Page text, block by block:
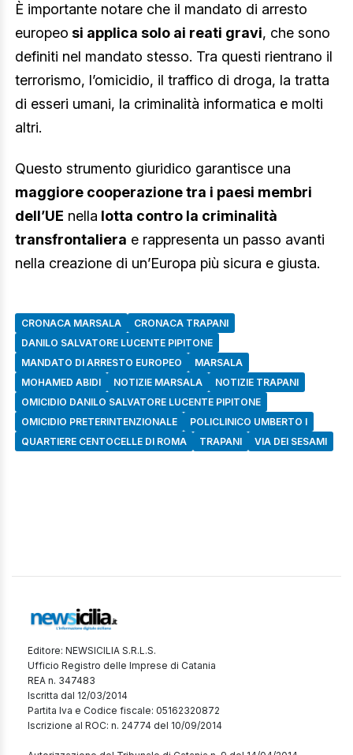
È importante notare che il mandato di arresto
europeo si applica solo ai reati gravi, che sono
definiti nel mandato stesso. Tra questi rientrano il
terrorismo, l’omicidio, il traffico di droga, la tratta
di esseri umani, la criminalità informatica e molti
altri.
Questo strumento giuridico garantisce una
maggiore cooperazione tra i paesi membri
dell’UE nella lotta contro la criminalità
transfrontaliera e rappresenta un passo avanti
nella creazione di un’Europa più sicura e giusta.
CRONACA MARSALA
CRONACA TRAPANI
DANILO SALVATORE LUCENTE PIPITONE
MANDATO DI ARRESTO EUROPEO
MARSALA
MOHAMED ABIDI
NOTIZIE MARSALA
NOTIZIE TRAPANI
OMICIDIO DANILO SALVATORE LUCENTE PIPITONE
OMICIDIO PRETERINTENZIONALE
POLICLINICO UMBERTO I
QUARTIERE CENTOCELLE DI ROMA
TRAPANI VIA DEI SESAMI
Editore: NEWSICILIA S.R.L.S.
Ufficio Registro delle Imprese di Catania
REA n. 347483
Iscritta dal 12/03/2014
Partita Iva e Codice fiscale: 05162320872
Iscrizione al ROC: n. 24774 del 10/09/2014